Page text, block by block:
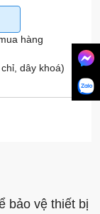
hàng
dây khoá)
bảo vệ thiết bị